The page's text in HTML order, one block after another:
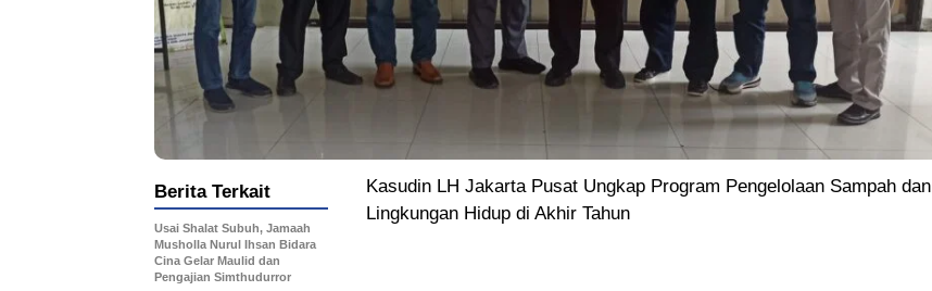
Kasudin LH Jakarta Pusat Ungkap Program Pengelolaan Sampah dan
Lingkungan Hidup di Akhir Tahun
Berita Terkait
Usai Shalat Subuh, Jamaah
Musholla Nurul Ihsan Bidara
Cina Gelar Maulid dan
Pengajian Simthudurror